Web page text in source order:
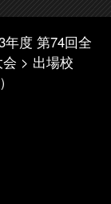
年度 第74回全
出場校